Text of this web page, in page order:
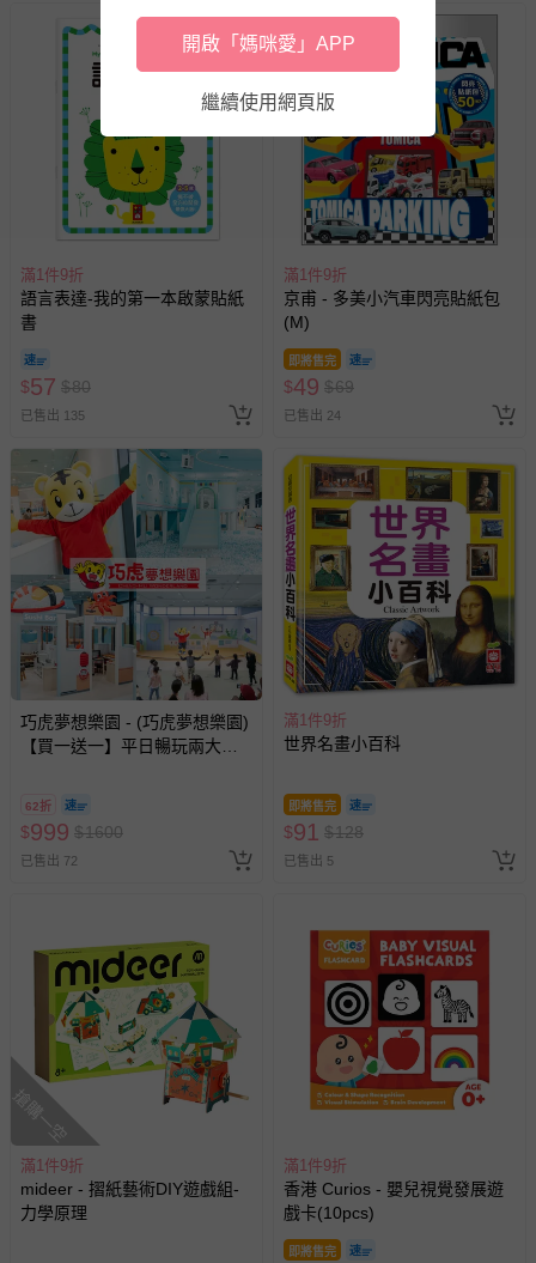
滿1件9折
語言表達-我的第一本啟蒙貼紙
書
$57 $80
已售出 135
滿1件9折
京甫 - 多美小汽車閃亮貼紙包
(M)
即將售完
$49 $69
已售出 24
巧虎夢想樂園 - (巧虎夢想樂園)
【買一送一】平日暢玩兩大一
2026/10/16 正券逾期視同現金
券使用
62折
$999 $1600
已售出 72
滿1件9折
世界名畫小百科
即將售完
$91 $128
已售出 5
搶購一空
滿1件9折
mideer - 摺紙藝術DIY遊戲組-
力學原理
滿1件9折
香港 Curios - 嬰兒視覺發展遊
戲卡(10pcs)
即將售完
開啟「媽咪愛」APP
繼續使用網頁版